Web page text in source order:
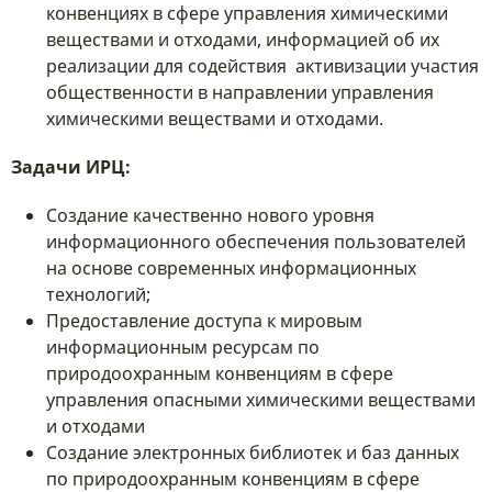
конвенциях в сфере управления химическими
веществами и отходами, информацией об их
реализации для содействия активизации участия
общественности в направлении управления
химическими веществами и отходами.
Задачи ИРЦ:
Создание качественно нового уровня
информационного обеспечения пользователей
на основе современных информационных
технологий;
Предоставление доступа к мировым
информационным ресурсам по
природоохранным конвенциям в сфере
управления опасными химическими веществами
и отходами
Создание электронных библиотек и баз данных
по природоохранным конвенциям в сфере